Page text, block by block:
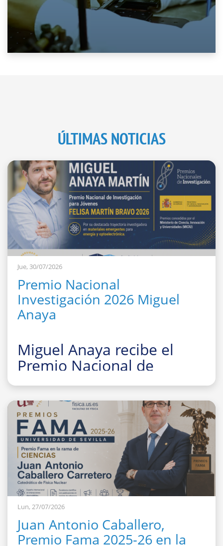
ÚLTIMAS NOTICIAS
Jue, 30/07/2026
Premio Nacional
Investigación 2026 Miguel
Anaya
Miguel Anaya recibe el
Premio Nacional de
Investigación para Jóvenes
Felisa Martín Bravo 2026
Lun, 27/07/2026
Juan Antonio Caballero,
Premio Fama 2025-26 en la